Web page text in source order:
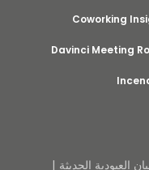
Davinci
الحديثة